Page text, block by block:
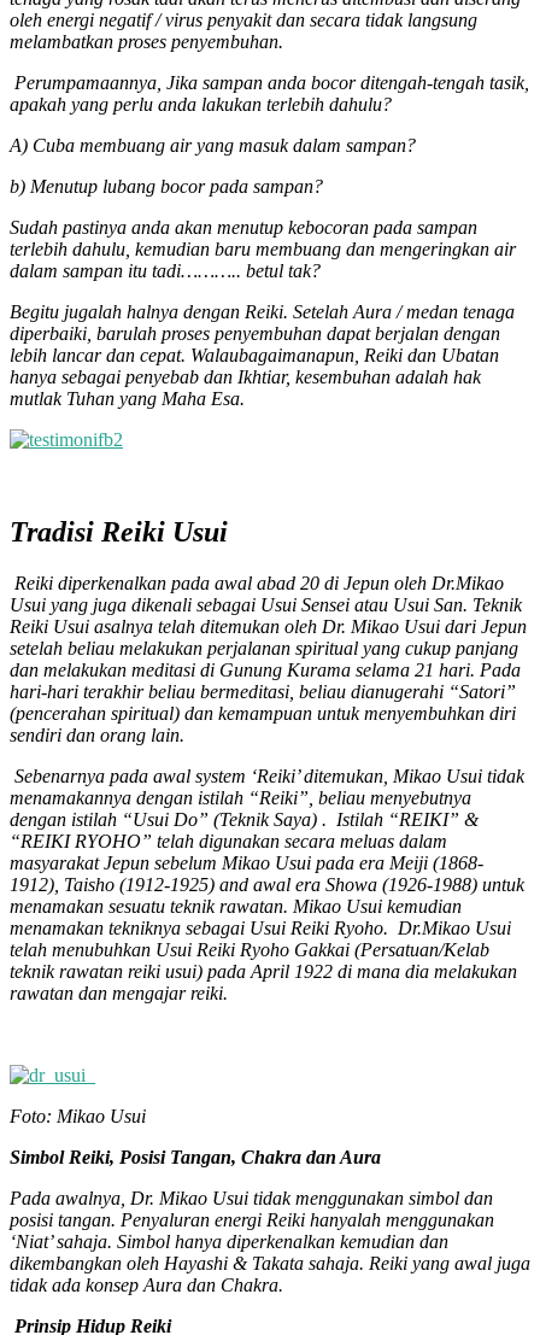
oleh energi negatif / virus penyakit dan secara tidak langsung
melambatkan proses penyembuhan.
Perumpamaannya, Jika sampan anda bocor ditengah-tengah tasik,
apakah yang perlu anda lakukan terlebih dahulu?
A) Cuba membuang air yang masuk dalam sampan?
b) Menutup lubang bocor pada sampan?
Sudah pastinya anda akan menutup kebocoran pada sampan
terlebih dahulu, kemudian baru membuang dan mengeringkan air
dalam sampan itu tadi……….. betul tak?
Begitu jugalah halnya dengan Reiki. Setelah Aura / medan tenaga
diperbaiki, barulah proses penyembuhan dapat berjalan dengan
lebih lancar dan cepat. Walaubagaimanapun, Reiki dan Ubatan
hanya sebagai penyebab dan Ikhtiar, kesembuhan adalah hak
mutlak Tuhan yang Maha Esa.
Tradisi Reiki Usui
Reiki diperkenalkan pada awal abad 20 di Jepun oleh Dr.Mikao
Usui yang juga dikenali sebagai Usui Sensei atau Usui San. Teknik
Reiki Usui asalnya telah ditemukan oleh Dr. Mikao Usui dari Jepun
setelah beliau melakukan perjalanan spiritual yang cukup panjang
dan melakukan meditasi di Gunung Kurama selama 21 hari. Pada
hari-hari terakhir beliau bermeditasi, beliau dianugerahi “Satori”
(pencerahan spiritual) dan kemampuan untuk menyembuhkan diri
sendiri dan orang lain.
Sebenarnya pada awal system ‘Reiki’ ditemukan, Mikao Usui tidak
menamakannya dengan istilah “Reiki”, beliau menyebutnya
dengan istilah “Usui Do” (Teknik Saya) . Istilah “REIKI” &
“REIKI RYOHO” telah digunakan secara meluas dalam
masyarakat Jepun sebelum Mikao Usui pada era Meiji (1868-
1912), Taisho (1912-1925) and awal era Showa (1926-1988) untuk
menamakan sesuatu teknik rawatan. Mikao Usui kemudian
menamakan tekniknya sebagai Usui Reiki Ryoho. Dr.Mikao Usui
telah menubuhkan Usui Reiki Ryoho Gakkai (Persatuan/Kelab
teknik rawatan reiki usui) pada April 1922 di mana dia melakukan
rawatan dan mengajar reiki.
Foto: Mikao Usui
Simbol Reiki, Posisi Tangan, Chakra dan Aura
Pada awalnya, Dr. Mikao Usui tidak menggunakan simbol dan
posisi tangan. Penyaluran energi Reiki hanyalah menggunakan
‘Niat’ sahaja. Simbol hanya diperkenalkan kemudian dan
dikembangkan oleh Hayashi & Takata sahaja. Reiki yang awal juga
tidak ada konsep Aura dan Chakra.
Prinsip Hidup Reiki